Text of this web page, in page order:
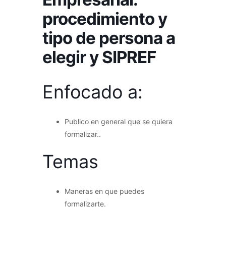
procedimiento y
tipo de persona a
elegir y SIPREF
Enfocado a:
Publico en general que se quiera
formalizar..
Temas
Maneras en que puedes
formalizarte.